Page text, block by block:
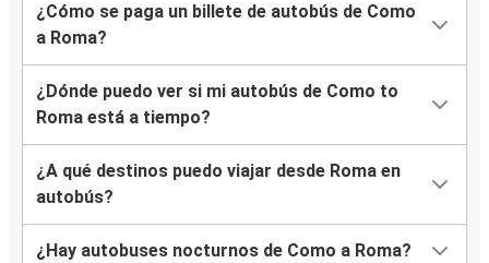
¿Cómo se paga un billete de autobús de Como
a Roma?
¿Dónde puedo ver si mi autobús de Como to
Roma está a tiempo?
¿A qué destinos puedo viajar desde Roma en
autobús?
¿Hay autobuses nocturnos de Como a Roma?